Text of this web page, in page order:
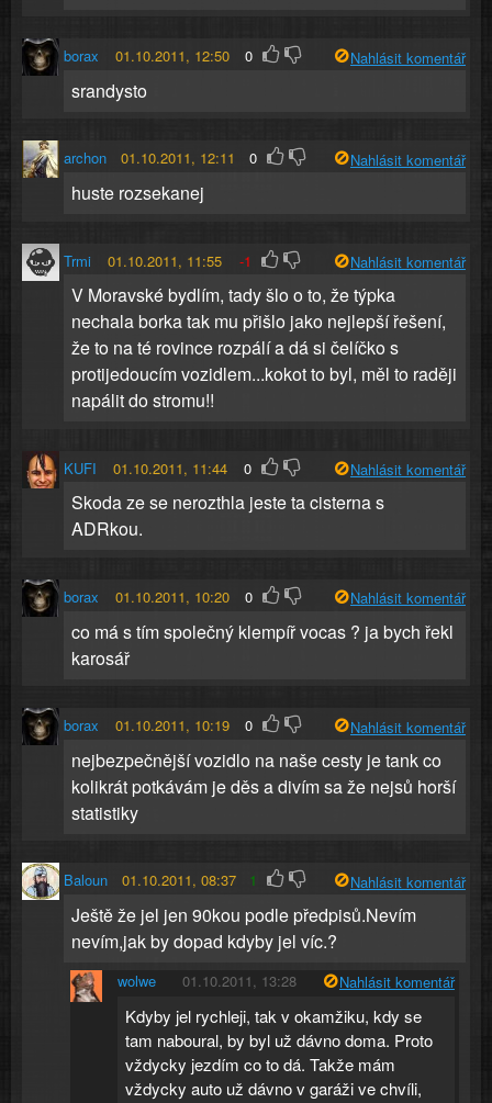
borax 01.10.2011, 12:50 0 Nahlásit komentář
srandysto
archon 01.10.2011, 12:11 0 Nahlásit komentář
huste rozsekanej
Trmi 01.10.2011, 11:55 -1 Nahlásit komentář
V Moravské bydlím, tady šlo o to, že týpka
nechala borka tak mu přišlo jako nejlepší řešení,
že to na té rovince rozpálí a dá si čelíčko s
protijedoucím vozidlem...kokot to byl, měl to raději
napálit do stromu!!
KUFI 01.10.2011, 11:44 0 Nahlásit komentář
Skoda ze se nerozthla jeste ta cisterna s
ADRkou.
borax 01.10.2011, 10:20 0 Nahlásit komentář
co má s tím společný klempíř vocas ? ja bych řekl
karosář
borax 01.10.2011, 10:19 0 Nahlásit komentář
nejbezpečnější vozidlo na naše cesty je tank co
kolikrát potkávám je děs a divím sa že nejsů horší
statistiky
Baloun 01.10.2011, 08:37 1 Nahlásit komentář
Ještě že jel jen 90kou podle předpisů.Nevím
nevím,jak by dopad kdyby jel víc.?
wolwe 01.10.2011, 13:28 Nahlásit komentář
Kdyby jel rychleji, tak v okamžiku, kdy se
tam naboural, by byl už dávno doma. Proto
vždycky jezdím co to dá. Takže mám
vždycky auto už dávno v garáži ve chvíli,